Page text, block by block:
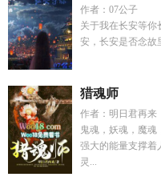
作者：07公子
关于我在长安等你
安，长安是否念故
猎魂师
作者：明日君再来
鬼魂，妖魂，魔
强大的能量支撑着
灵...